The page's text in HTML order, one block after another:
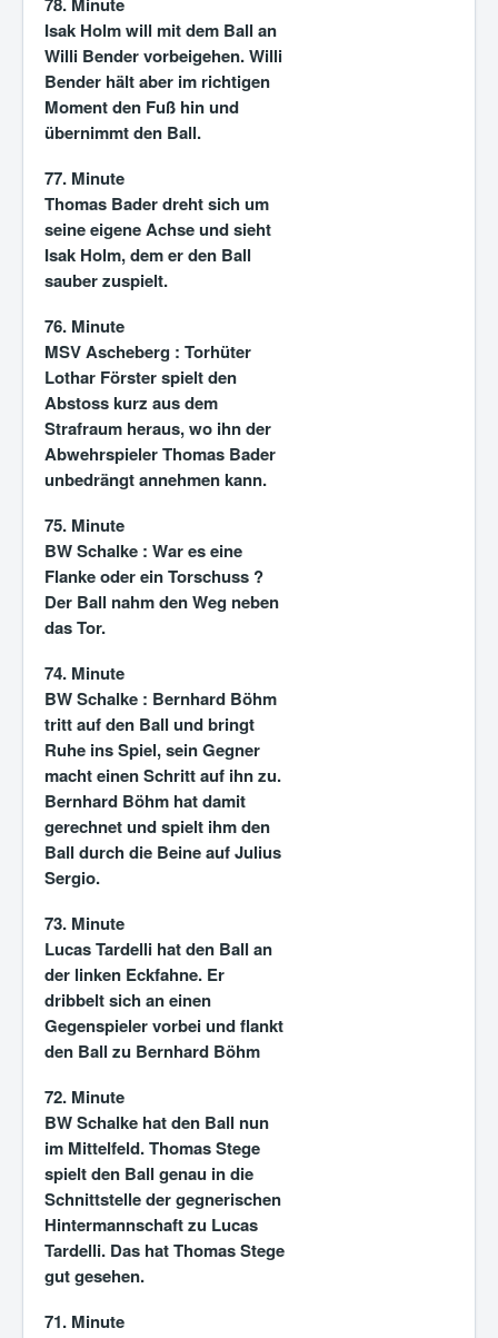
Isak Holm will mit dem Ball an
Willi Bender vorbeigehen. Willi
Bender hält aber im richtigen
Moment den Fuß hin und
übernimmt den Ball.
77. Minute
Thomas Bader dreht sich um
seine eigene Achse und sieht
Isak Holm, dem er den Ball
sauber zuspielt.
76. Minute
MSV Ascheberg : Torhüter
Lothar Förster spielt den
Abstoss kurz aus dem
Strafraum heraus, wo ihn der
Abwehrspieler Thomas Bader
unbedrängt annehmen kann.
75. Minute
BW Schalke : War es eine
Flanke oder ein Torschuss ?
Der Ball nahm den Weg neben
das Tor.
74. Minute
BW Schalke : Bernhard Böhm
tritt auf den Ball und bringt
Ruhe ins Spiel, sein Gegner
macht einen Schritt auf ihn zu.
Bernhard Böhm hat damit
gerechnet und spielt ihm den
Ball durch die Beine auf Julius
Sergio.
73. Minute
Lucas Tardelli hat den Ball an
der linken Eckfahne. Er
dribbelt sich an einen
Gegenspieler vorbei und flankt
den Ball zu Bernhard Böhm
72. Minute
BW Schalke hat den Ball nun
im Mittelfeld. Thomas Stege
spielt den Ball genau in die
Schnittstelle der gegnerischen
Hintermannschaft zu Lucas
Tardelli. Das hat Thomas Stege
gut gesehen.
71. Minute